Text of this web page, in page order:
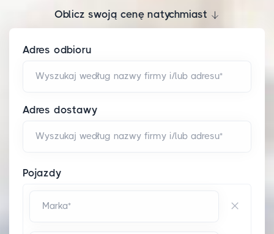
Oblicz swoją cenę natychmiast
Adres odbioru
Wyszukaj według nazwy firmy i/lub adresu*
Adres dostawy
Wyszukaj według nazwy firmy i/lub adresu*
Pojazdy
Marka*